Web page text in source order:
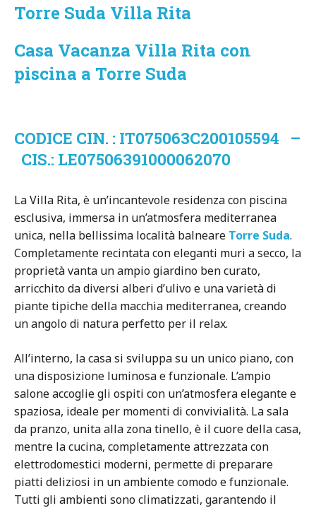
Torre Suda Villa Rita
Casa Vacanza Villa Rita con
piscina a Torre Suda
CODICE CIN. : IT075063C200105594 –
CIS.: LE07506391000062070
La Villa Rita, è un’incantevole residenza con piscina
esclusiva, immersa in un’atmosfera mediterranea
unica, nella bellissima località balneare Torre Suda.
Completamente recintata con eleganti muri a secco, la
proprietà vanta un ampio giardino ben curato,
arricchito da diversi alberi d’ulivo e una varietà di
piante tipiche della macchia mediterranea, creando
un angolo di natura perfetto per il relax.
All’interno, la casa si sviluppa su un unico piano, con
una disposizione luminosa e funzionale. L’ampio
salone accoglie gli ospiti con un’atmosfera elegante e
spaziosa, ideale per momenti di convivialità. La sala
da pranzo, unita alla zona tinello, è il cuore della casa,
mentre la cucina, completamente attrezzata con
elettrodomestici moderni, permette di preparare
piatti deliziosi in un ambiente comodo e funzionale.
Tutti gli ambienti sono climatizzati, garantendo il